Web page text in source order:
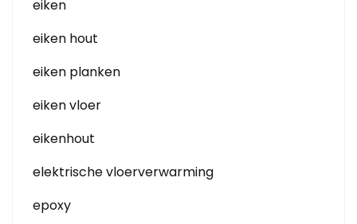
eiken
eiken hout
eiken planken
eiken vloer
eikenhout
elektrische vloerverwarming
epoxy